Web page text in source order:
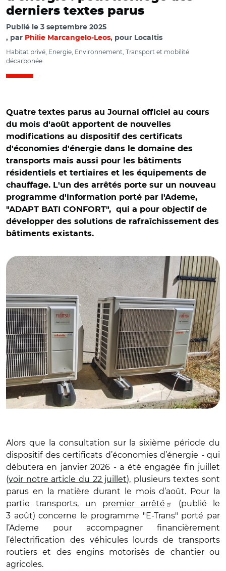
derniers textes parus
Publié le 3 septembre 2025
par Philie Marcangelo-Leos, pour Localtis
Habitat privé, Energie, Environnement, Transport et mobilité
décarbonée
Quatre textes parus au Journal officiel au cours
du mois d'août apportent de nouvelles
modifications au dispositif des certificats
d'économies d'énergie dans le domaine des
transports mais aussi pour les bâtiments
résidentiels et tertiaires et les équipements de
chauffage. L'un des arrêtés porte sur un nouveau
programme d'information porté par l'Ademe,
"ADAPT BATI CONFORT", qui a pour objectif de
développer des solutions de rafraîchissement des
bâtiments existants.
Alors que la consultation sur la sixième période du
dispositif des certificats d’économies d’énergie - qui
débutera en janvier 2026 - a été engagée fin juillet
(voir notre article du 22 juillet), plusieurs textes sont
parus en la matière durant le mois d’août. Pour la
partie transports, un premier arrêté
(publié le
3 août) concerne le programme "E-Trans" porté par
l’Ademe pour accompagner financièrement
l’électrification des véhicules lourds de transports
routiers et des engins motorisés de chantier ou
agricoles.